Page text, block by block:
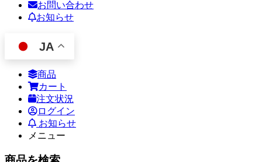
お問い合わせ
お知らせ
JA
商品
カート
注文状況
ログイン
お知らせ
メニュー